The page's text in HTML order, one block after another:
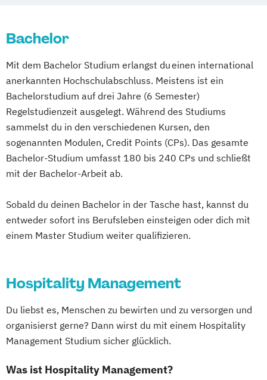
Bachelor
Mit dem Bachelor Studium erlangst du einen international
anerkannten Hochschulabschluss. Meistens ist ein
Bachelorstudium auf drei Jahre (6 Semester)
Regelstudienzeit ausgelegt. Während des Studiums
sammelst du in den verschiedenen Kursen, den
sogenannten Modulen, Credit Points (CPs). Das gesamte
Bachelor-Studium umfasst 180 bis 240 CPs und schließt
mit der Bachelor-Arbeit ab.
Sobald du deinen Bachelor in der Tasche hast, kannst du
entweder sofort ins Berufsleben einsteigen oder dich mit
einem Master Studium weiter qualifizieren.
Hospitality Management
Du liebst es, Menschen zu bewirten und zu versorgen und
organisierst gerne? Dann wirst du mit einem Hospitality
Management Studium sicher glücklich.
Was ist Hospitality Management?